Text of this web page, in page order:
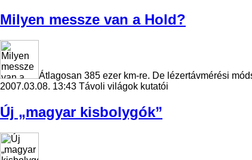
Milyen messze van a Hold?
Átlagosan 385 ezer km-re. De lézertávmérési
2007.03.08. 13:43 Távoli világok kutatói
Új „magyar kisbolygók”